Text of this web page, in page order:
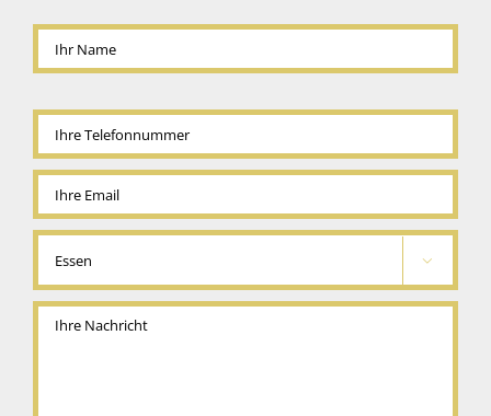
lasse
dieses
Feld
leer.
